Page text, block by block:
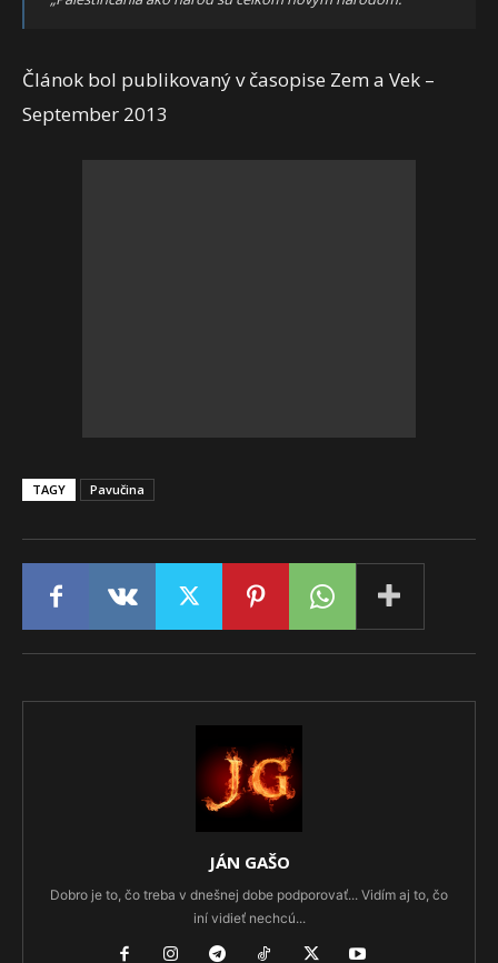
Článok bol publikovaný v časopise Zem a Vek –
September 2013
TAGY Pavučina
JÁN GAŠO
Dobro je to, čo treba v dnešnej dobe podporovať... Vidím aj to, čo
iní vidieť nechcú...